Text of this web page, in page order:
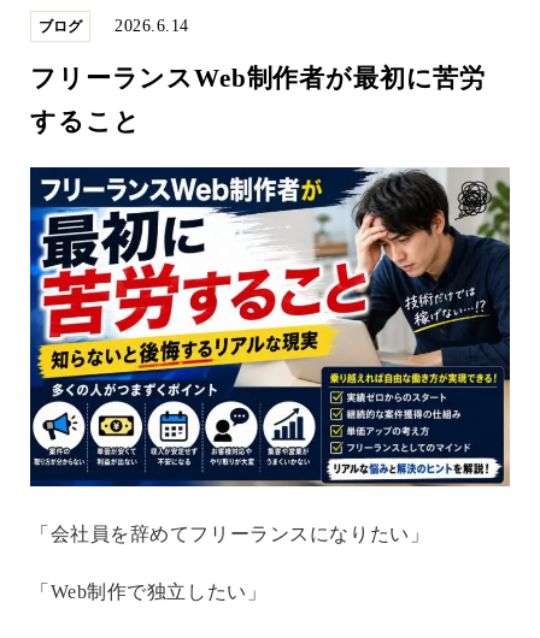
ブログ 2026.6.14
フリーランスWeb制作者が最初に苦労
すること
「会社員を辞めてフリーランスになりたい」
「Web制作で独立したい」